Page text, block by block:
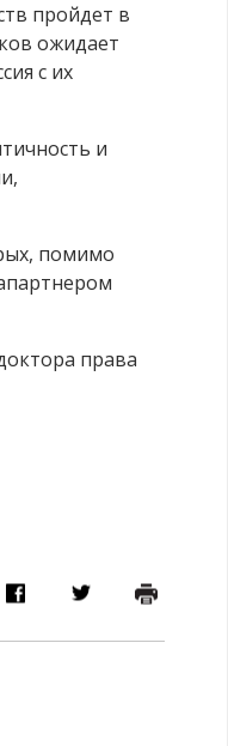
пройдет в
ожидает
с их
и
помимо
права